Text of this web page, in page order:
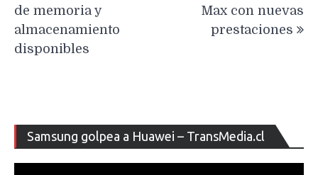
de memoria y
almacenamiento
disponibles
Max con nuevas
prestaciones
Samsung golpea a Huawei – TransMedia.cl
de